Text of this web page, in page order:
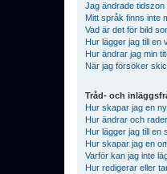
Jag ändrade tidszon
Mitt språk finns inte
Vad är det för bild
Hur lägger jag till en
Hur ändrar jag min
När jag försöker
Tråd- och
Hur skapar jag en
Hur ändrar och
Hur lägger jag till en
Hur skapar jag en
Varför kan jag inte
Hur redigerar eller